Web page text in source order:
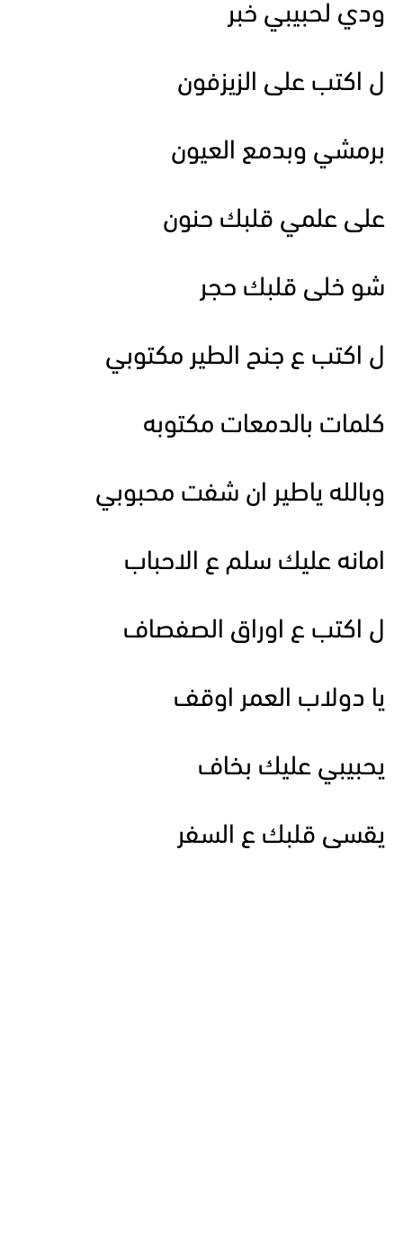
ودي لحبيبي خبر
ل اكتب على الزيزفون
برمشي وبدمع العيون
على علمي قلبك حنون
شو خلى قلبك حجر
ل اكتب ع جنح الطير مكتوبي
كلمات بالدمعات مكتوبه
وبالله ياطير ان شفت محبوبي
امانه عليك سلم ع الاحباب
ل اكتب ع اوراق الصفصاف
يا دولاب العمر اوقف
يحبيبي عليك بخاف
يقسى قلبك ع السفر